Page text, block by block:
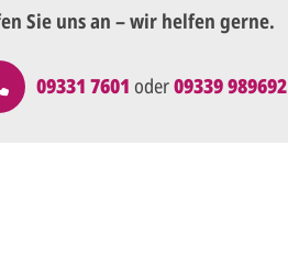
Sie uns an – wir helfen gerne.
09331 7601 oder09339 989692